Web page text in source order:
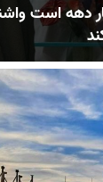
دهه است